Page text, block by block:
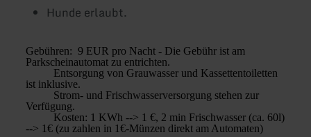
Hunde erlaubt.
Gebühren: 9 EUR pro Nacht - Die Gebühr ist am
Parkscheinautomat zu entrichten.
Entsorgung von Grauwasser und Kassettentoiletten
ist inklusive.
Strom- und Frischwasserversorgung stehen zur
Verfügung.
Kosten: 1 KWh --> 1 €, 2 min Frischwasser (ca. 60l)
--> 1€ (zu zahlen in 1€-Münzen direkt am Automaten)